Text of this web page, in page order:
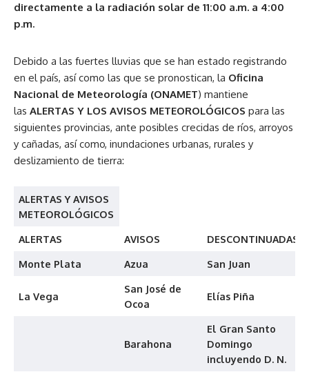
directamente a la radiación solar de 11:00 a.m. a 4:00
p.m.
Debido a las fuertes lluvias que se han estado registrando
en el país, así como las que se pronostican, la Oficina
Nacional de Meteorología (ONAMET) mantiene
las ALERTAS Y LOS AVISOS METEOROLÓGICOS para las
siguientes provincias, ante posibles crecidas de ríos, arroyos
y cañadas, así como, inundaciones urbanas, rurales y
deslizamiento de tierra:
ALERTAS Y AVISOS
METEOROLÓGICOS
ALERTAS
AVISOS
DESCONTINUADAS
Monte Plata
Azua San Juan
La Vega
San José de
Ocoa
Elías Piña
Barahona
El Gran Santo
Domingo
incluyendo D. N.